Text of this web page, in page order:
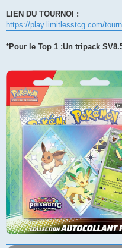
LIEN DU TOURNOI :
https://play.limitlesstcg.com/
*Pour le Top 1 :Un tripack